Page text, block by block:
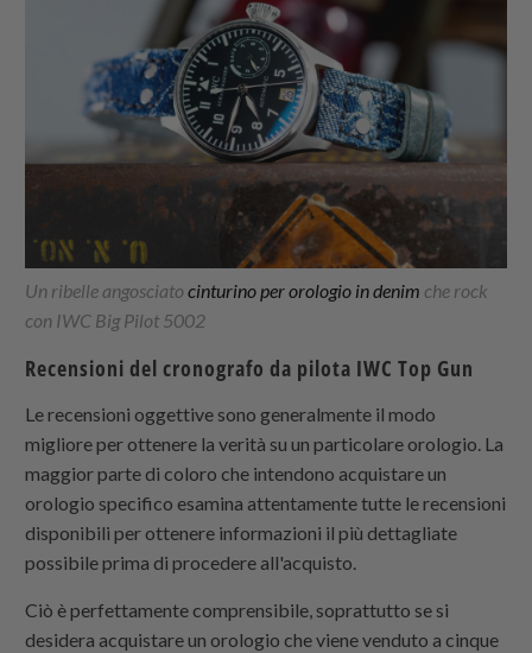
Un ribelle angosciatocinturino per orologio in denim che rock
con IWC Big Pilot 5002
Recensioni del cronografo da pilota IWC Top Gun
Le recensioni oggettive sono generalmente il modo
migliore per ottenere la verità su un particolare orologio. La
maggior parte di coloro che intendono acquistare un
orologio specifico esamina attentamente tutte le recensioni
disponibili per ottenere informazioni il più dettagliate
possibile prima di procedere all'acquisto.
Ciò è perfettamente comprensibile, soprattutto se si
desidera acquistare un orologio che viene venduto a cinque